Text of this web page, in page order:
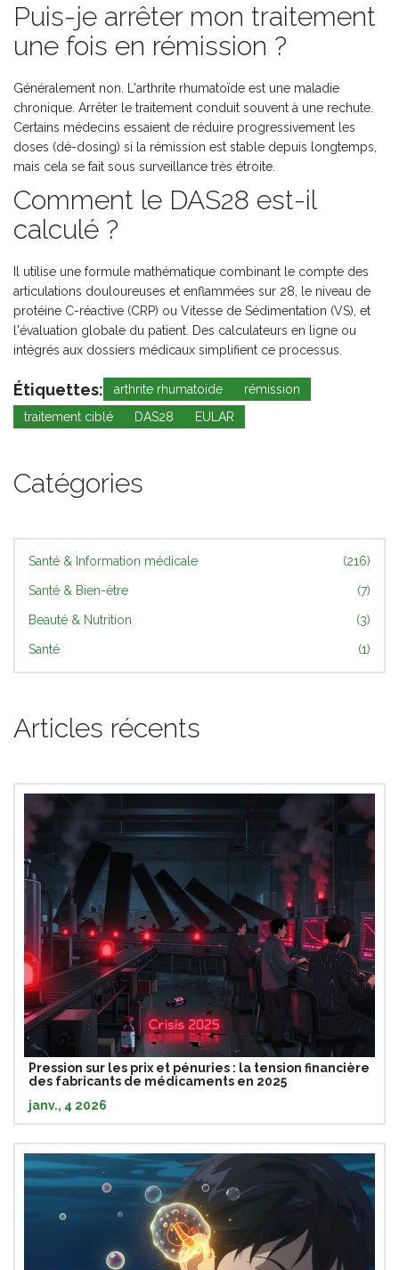
Puis-je arrêter mon traitement
une fois en rémission ?
Généralement non. L'arthrite rhumatoïde est une maladie
chronique. Arrêter le traitement conduit souvent à une rechute.
Certains médecins essaient de réduire progressivement les
doses (dé-dosing) si la rémission est stable depuis longtemps,
mais cela se fait sous surveillance très étroite.
Comment le DAS28 est-il
calculé ?
Il utilise une formule mathématique combinant le compte des
articulations douloureuses et enflammées sur 28, le niveau de
protéine C-réactive (CRP) ou Vitesse de Sédimentation (VS), et
l'évaluation globale du patient. Des calculateurs en ligne ou
intégrés aux dossiers médicaux simplifient ce processus.
Étiquettes: arthrite rhumatoïde
rémission
traitement ciblé
DAS28 EULAR
Catégories
Santé & Information médicale (216)
Santé & Bien-être (7)
Beauté & Nutrition (3)
Santé (1)
Articles récents
Pression sur les prix et pénuries : la tension financière
des fabricants de médicaments en 2025
janv., 4 2026